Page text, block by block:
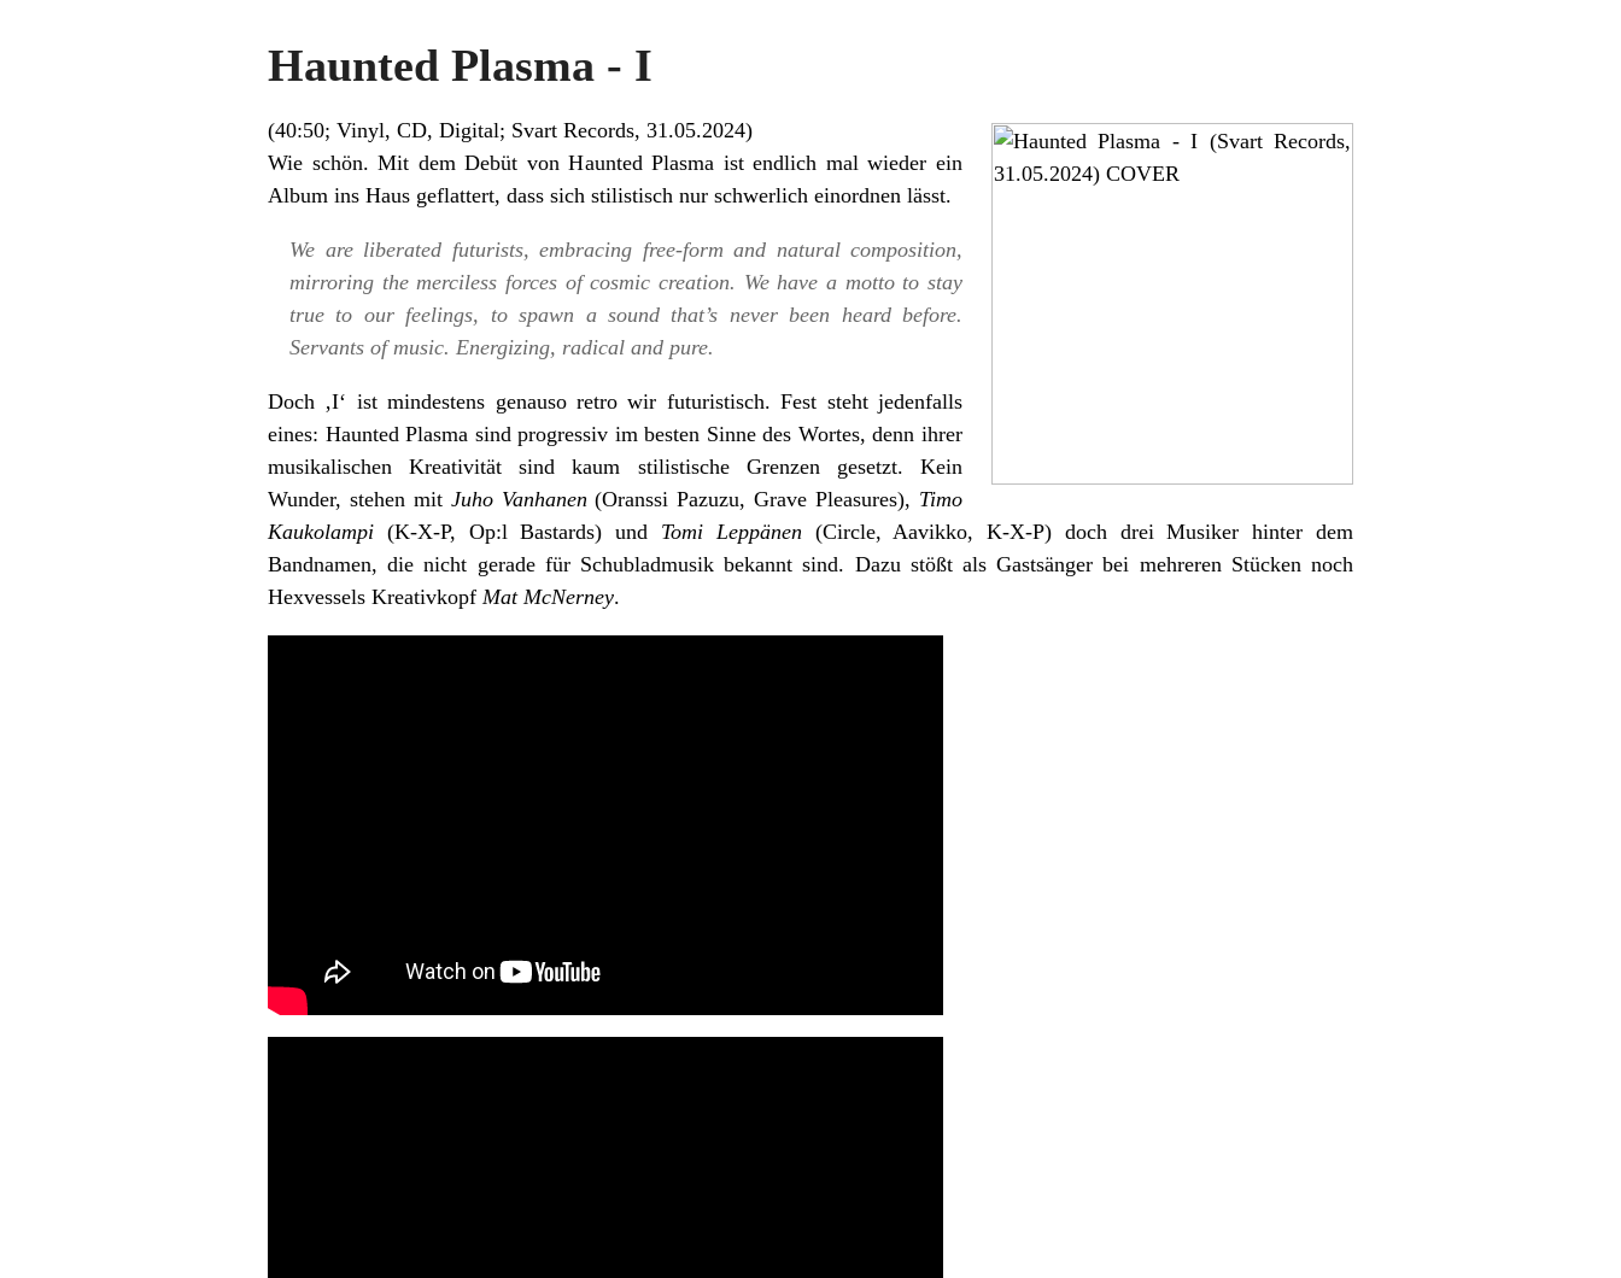
Haunted Plasma - I
(40:50; Vinyl, CD, Digital; Svart Records, 31.05.2024)
Wie schön. Mit dem Debüt von Haunted Plasma ist endlich mal wieder ein
Album ins Haus geflattert, dass sich stilistisch nur schwerlich einordnen lässt.
We are liberated futurists, embracing free-form and natural composition,
mirroring the merciless forces of cosmic creation. We have a motto to stay
true to our feelings, to spawn a sound that’s never been heard before.
Servants of music. Energizing, radical and pure.
Doch ‚I‘ ist mindestens genauso retro wir futuristisch. Fest steht jedenfalls
eines: Haunted Plasma sind progressiv im besten Sinne des Wortes, denn ihrer
musikalischen Kreativität sind kaum stilistische Grenzen gesetzt. Kein
Wunder, stehen mit Juho Vanhanen (Oranssi Pazuzu, Grave Pleasures), Timo
Kaukolampi (K-X-P, Op:l Bastards) und Tomi Leppänen (Circle, Aavikko, K-X-P) doch drei Musiker hinter dem
Bandnamen, die nicht gerade für Schubladmusik bekannt sind. Dazu stößt als Gastsänger bei mehreren Stücken noch
Hexvessels Kreativkopf Mat McNerney.